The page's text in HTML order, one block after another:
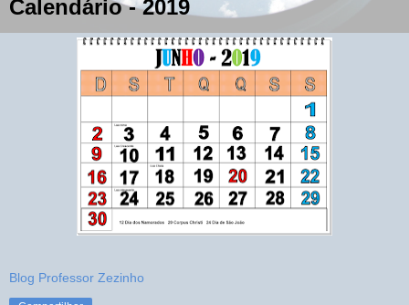
Calendário - 2019
Blog Professor Zezinho